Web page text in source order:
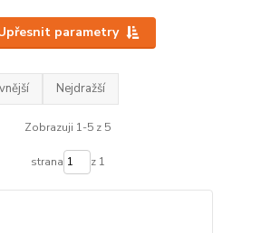
parametry
Nejdražší
Zobrazuji 1-5 z 5
strana z 1